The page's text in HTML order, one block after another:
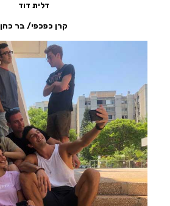
דלית דוד
קרן כפכפי/ בר כהן